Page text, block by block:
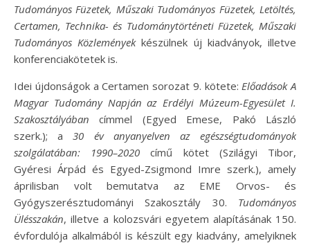
Tudományos Füzetek, Műszaki Tudományos Füzetek, Letöltés,
Certamen, Technika- és Tudománytörténeti Füzetek, Műszaki
Tudományos Közleményekkészülnek új kiadványok, illetve
konferenciakötetek is.
Idei újdonságok a Certamen sorozat 9. kötete: Előadások A
Magyar Tudomány Napján az Erdélyi Múzeum-Egyesület I.
Szakosztályábancímmel (Egyed Emese, Pakó László
szerk.); a 30 év anyanyelven az egészségtudományok
szolgálatában: 1990–2020című kötet (Szilágyi Tibor,
Gyéresi Árpád és Egyed-Zsigmond Imre szerk.), amely
áprilisban volt bemutatva az EME Orvos- és
Gyógyszerésztudományi Szakosztály 30. Tudományos
Ülésszakán, illetve a kolozsvári egyetem alapításának 150.
évfordulója alkalmából is készült egy kiadvány, amelyiknek